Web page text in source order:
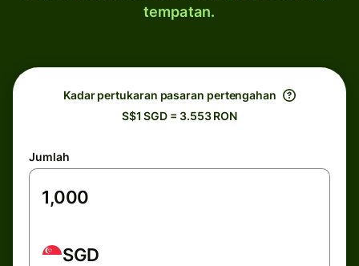
tempatan.
Kadar pertukaran pasaran pertengahan
S$1 SGD = 3.553 RON
Jumlah
SGD